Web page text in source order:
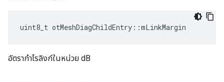
uint8_t otMeshDiagChildEntry ::mLinkMargin
อัตรากำไรลิงก์ในหน่วย dB